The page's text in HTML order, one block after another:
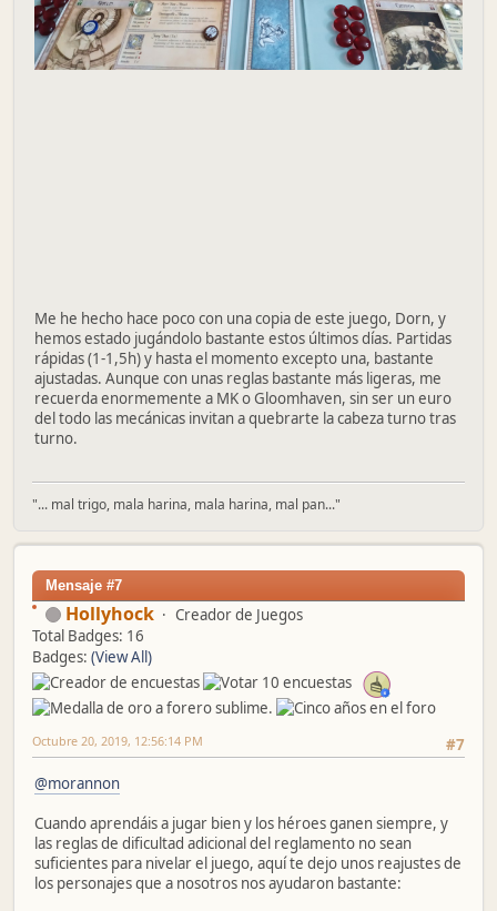
Me he hecho hace poco con una copia de este juego, Dorn, y
hemos estado jugándolo bastante estos últimos días. Partidas
rápidas (1-1,5h) y hasta el momento excepto una, bastante
ajustadas. Aunque con unas reglas bastante más ligeras, me
recuerda enormemente a MK o Gloomhaven, sin ser un euro
del todo las mecánicas invitan a quebrarte la cabeza turno tras
turno.
"... mal trigo, mala harina, mala harina, mal pan..."
Mensaje #7
Hollyhock
Creador de Juegos
Total Badges: 16
Badges: (View All)
#7
Octubre 20, 2019, 12:56:14 PM
@morannon
Cuando aprendáis a jugar bien y los héroes ganen siempre, y
las reglas de dificultad adicional del reglamento no sean
suficientes para nivelar el juego, aquí te dejo unos reajustes de
los personajes que a nosotros nos ayudaron bastante: